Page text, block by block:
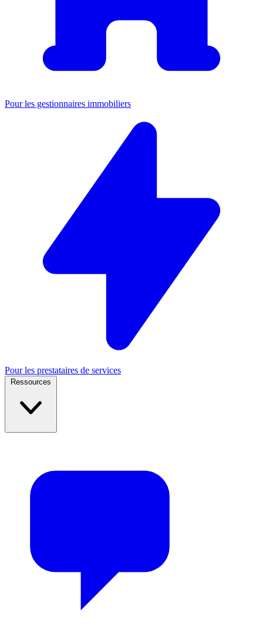
Pour les gestionnaires immobiliers
Pour les prestataires de services